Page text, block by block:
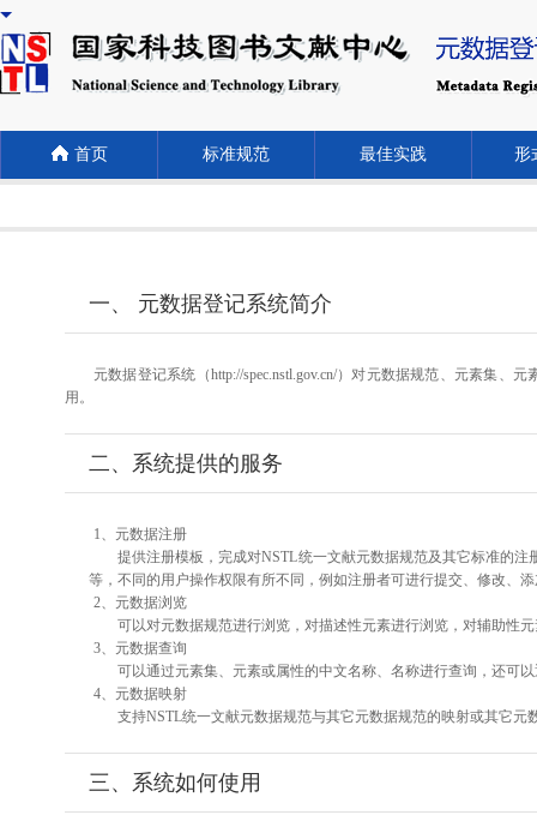
首页 标准规范 最佳实践 形
一、 元数据登记系统简介
元数据登记系统（http://spec.nstl.gov.cn/）对元数据规范、元素集
用。
二、系统提供的服务
1、元数据注册
提供注册模板，完成对NSTL统一文献元数据规范及其它标准的
等，不同的用户操作权限有所不同，例如注册者可进行提交、修改、
2、元数据浏览
可以对元数据规范进行浏览，对描述性元素进行浏览，对辅助性
3、元数据查询
可以通过元素集、元素或属性的中文名称、名称进行查询，还可
4、元数据映射
支持NSTL统一文献元数据规范与其它元数据规范的映射或其它元
三、系统如何使用